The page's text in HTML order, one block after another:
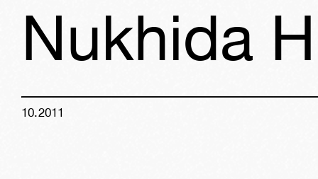
Nukhida
10.2011